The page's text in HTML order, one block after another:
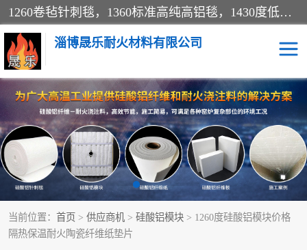
1260卷毡针刺毯，1360标准高纯高铝毯，1430度低锆锆铝含锆毯，普通挡渣棉卷毡，防火纸、挡火板、隔热垫片模块、棉块、折叠块、散棉高温固化剂价格规格密度多少钱图片视频立方平米参数指标
淄博晟乐耐火材料有限公司
当前位置： 首页 > 供应商机 > 硅酸铝模块 > 1260度硅酸铝模块价格
隔热保温耐火陶瓷纤维纸垫片
硅酸铝挡渣棉 硅酸铝纤维纸
硅酸铝挡火板 高铝毯
含锆毯 硅酸铝折叠块
硅酸铝散棉 硅酸铝纤维毯